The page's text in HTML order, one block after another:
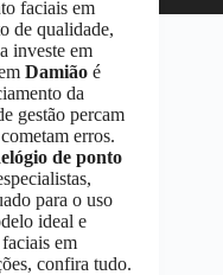
faciais em
de qualidade,
investe em
Damião é
da
gestão percam
erros.
de ponto
para o uso
ideal e
em
confira tudo.